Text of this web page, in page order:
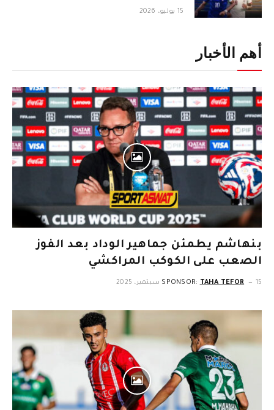
15 يوليو، 2026
أهم الأخبار
بنهاشم يطمئن جماهير الوداد بعد الفوز
الصعب على الكوكب المراكشي
SPONSOR: TAHA TEFOR 15 سبتمبر، 2025